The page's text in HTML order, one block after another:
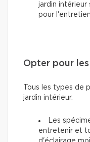
jardin intérieur
pour
Opter pour
Tous les types de
jardin intérieur.
Les
entretenir et